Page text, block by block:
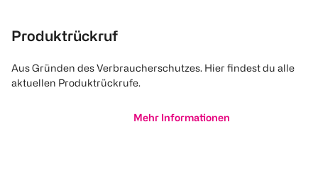
Produktrückruf
Aus Gründen des Verbraucherschutzes. Hier findest du alle
aktuellen Produktrückrufe.
Mehr Informationen